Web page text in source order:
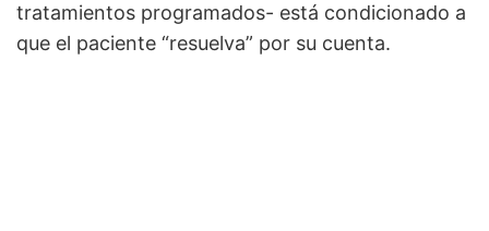
tratamientos programados- está condicionado a
que el paciente “resuelva” por su cuenta.